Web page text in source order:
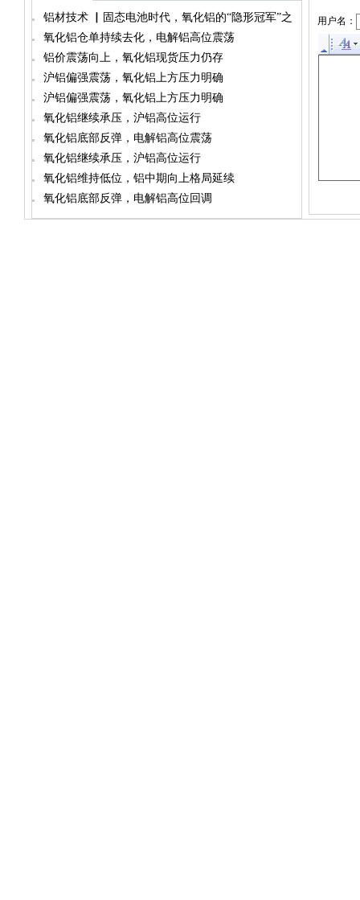
铝材技术 ▏固态电池时代，氧化铝的“隐形冠军”之
氧化铝仓单持续去化，电解铝高位震荡
铝价震荡向上，氧化铝现货压力仍存
沪铝偏强震荡，氧化铝上方压力明确
沪铝偏强震荡，氧化铝上方压力明确
氧化铝继续承压，沪铝高位运行
氧化铝底部反弹，电解铝高位震荡
氧化铝继续承压，沪铝高位运行
氧化铝维持低位，铝中期向上格局延续
氧化铝底部反弹，电解铝高位回调
用户名：